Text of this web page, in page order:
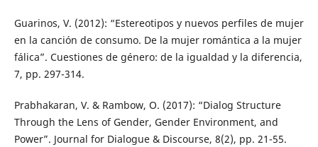
Guarinos, V. (2012): “Estereotipos y nuevos perfiles de mujer
en la canción de consumo. De la mujer romántica a la mujer
fálica”. Cuestiones de género: de la igualdad y la diferencia,
7, pp. 297-314.
Prabhakaran, V. & Rambow, O. (2017): “Dialog Structure
Through the Lens of Gender, Gender Environment, and
Power”. Journal for Dialogue & Discourse, 8(2), pp. 21-55.